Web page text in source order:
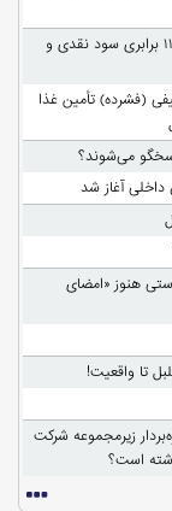
پترول با دست پر به مجمع آمد؛ جهش سودآوری، رشد ۱۱ برابری سود نقدی و
(فشرده) تأمین غذا
می‌شوند؟
داخلی آغاز شد
هنوز «امضای
تا واقعیت!
زیرمجموعه شرکت
است؟